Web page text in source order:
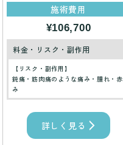
施術費用
¥106,700
料金・リスク・副作用
【リスク・副作用】
鈍痛・筋肉痛のような痛み・腫れ・赤
み
詳しく見る